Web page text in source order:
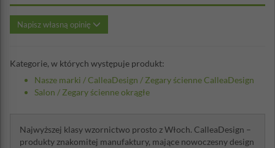
Napisz własną opinię
Kategorie, w których występuje produkt:
Nasze marki /CalleaDesign / Zegary ścienne CalleaDesign
Salon / Zegary ścienne okrągłe
Najwyższej klasy wzornictwo prosto z Włoch. CalleaDesign –
produkty znakomitej manufaktury, mające nowoczesny design